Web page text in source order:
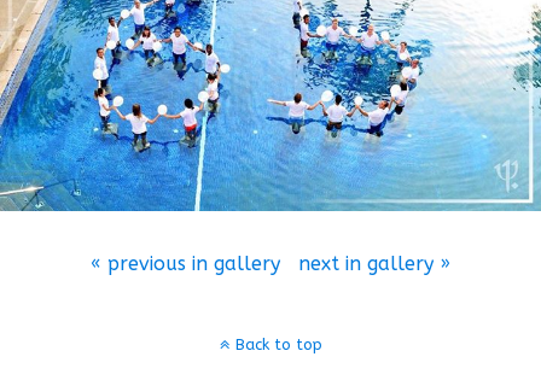
« previous in gallery next in gallery »
Back to top